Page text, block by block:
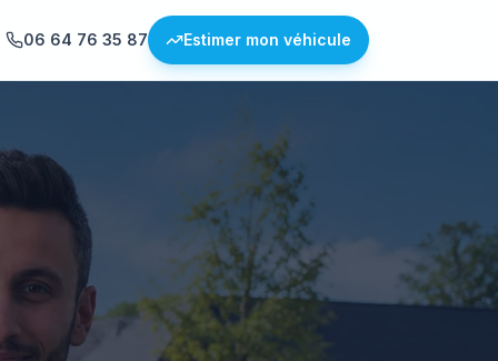
06 64 76 35 87 Estimer mon véhicule